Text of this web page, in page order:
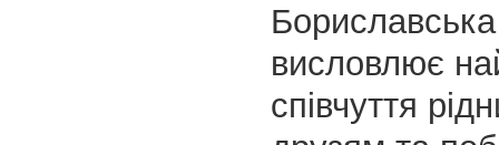
висловлює
співчуття